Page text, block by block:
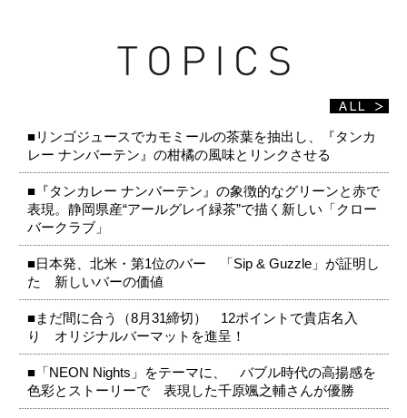
■リンゴジュースでカモミールの茶葉を抽出し、『タンカ
レー ナンバーテン』の柑橘の風味とリンクさせる
■『タンカレー ナンバーテン』の象徴的なグリーンと赤で
表現。静岡県産“アールグレイ緑茶”で描く新しい「クロー
バークラブ」
■日本発、北米・第1位のバー 「Sip & Guzzle」が証明し
た 新しいバーの価値
■まだ間に合う（8月31締切） 12ポイントで貴店名入
り オリジナルバーマットを進呈！
■「NEON Nights」をテーマに、 バブル時代の高揚感を
色彩とストーリーで 表現した千原颯之輔さんが優勝